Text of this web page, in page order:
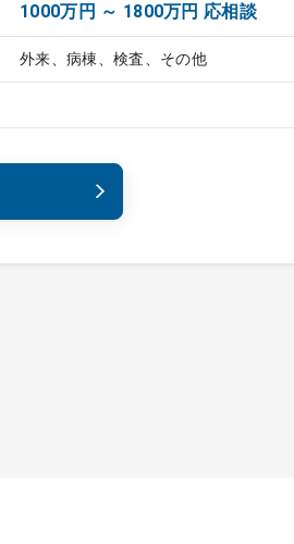
1000万円 ～ 1800万円 応相談
外来、病棟、検査、その他